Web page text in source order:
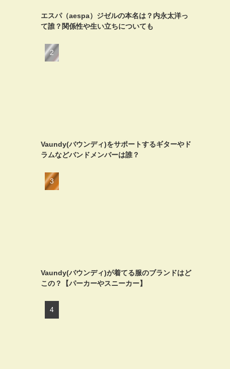
エスパ（aespa）ジゼルの本名は？内永太洋っ
て誰？関係性や生い立ちについても
Vaundy(バウンディ)をサポートするギターやド
ラムなどバンドメンバーは誰？
Vaundy(バウンディ)が着てる服のブランドはど
この？【パーカーやスニーカー】